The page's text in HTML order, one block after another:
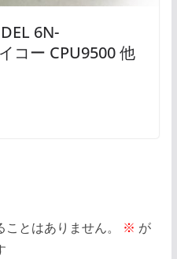
6N-
コー CPU9500 他
とはありません。 ※ が